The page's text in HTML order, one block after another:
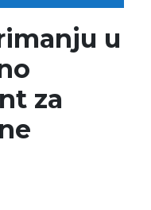
u
za